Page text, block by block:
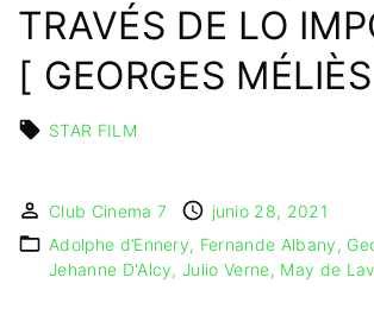
🔴COMEDIA
🔴DRAMA
🔴ÉPICO / MITOLÓGICO
🔴EXPERIMENTOS
🔴MUSICAL
🔴WESTERN / CHAMBARA
🇲🇽
🇺🇾
🇧🇪
🇪🇸
🇷🇸
👨‍🎨 IMAGEN &
VIDEO
🖥️ SERVICIOS DE
COMPUTACIÓN
🌐 DISEÑO WEB
TRAVÉS DE LO
[ GEORGES
STAR FILM
Club Cinema 7
junio 28, 2021
Adolphe d’Ennery
Fernande Albany
Jehanne D'Alcy Julio Verne May de